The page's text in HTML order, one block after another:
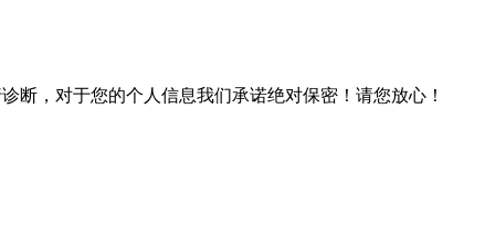
断，对于您的个人信息我们承诺绝对保密！请您放心！